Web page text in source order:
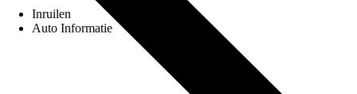
Inruilen
Auto Informatie